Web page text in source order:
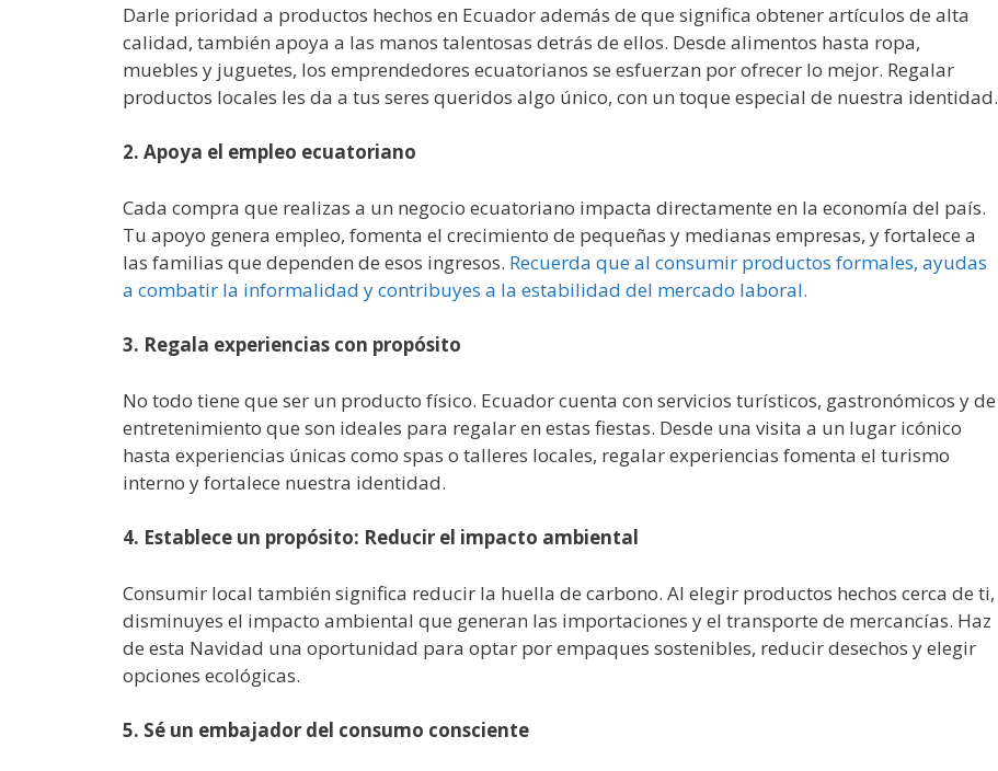
Darle prioridad a productos hechos en Ecuador además de que significa obtener artículos de alta
calidad, también apoya a las manos talentosas detrás de ellos. Desde alimentos hasta ropa,
muebles y juguetes, los emprendedores ecuatorianos se esfuerzan por ofrecer lo mejor. Regalar
productos locales les da a tus seres queridos algo único, con un toque especial de nuestra identidad.
2. Apoya el empleo ecuatoriano
Cada compra que realizas a un negocio ecuatoriano impacta directamente en la economía del país.
Tu apoyo genera empleo, fomenta el crecimiento de pequeñas y medianas empresas, y fortalece a
las familias que dependen de esos ingresos. Recuerda que al consumir productos formales, ayudas
a combatir la informalidad y contribuyes a la estabilidad del mercado laboral.
3. Regala experiencias con propósito
No todo tiene que ser un producto físico. Ecuador cuenta con servicios turísticos, gastronómicos y de
entretenimiento que son ideales para regalar en estas fiestas. Desde una visita a un lugar icónico
hasta experiencias únicas como spas o talleres locales, regalar experiencias fomenta el turismo
interno y fortalece nuestra identidad.
4. Establece un propósito: Reducir el impacto ambiental
Consumir local también significa reducir la huella de carbono. Al elegir productos hechos cerca de ti,
disminuyes el impacto ambiental que generan las importaciones y el transporte de mercancías. Haz
de esta Navidad una oportunidad para optar por empaques sostenibles, reducir desechos y elegir
opciones ecológicas.
5. Sé un embajador del consumo consciente